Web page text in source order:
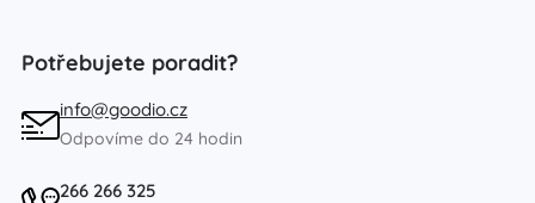
Potřebujete poradit?
info@goodio.cz
Odpovíme do 24 hodin
266 266 325